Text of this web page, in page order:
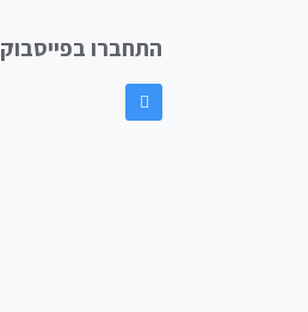
התחברו בפייסבוק